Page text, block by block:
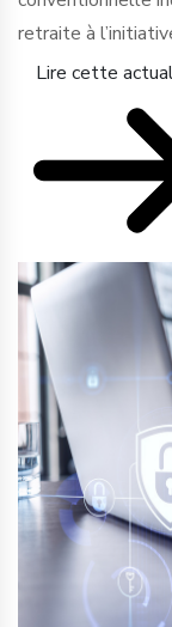
retraite à
Lire cette